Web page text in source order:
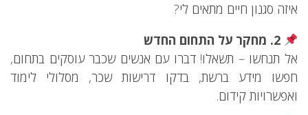
איזה סגנון חיים מתאים לי?
2. מחקר על התחום החדש
אל תנחשו – תשאלו! דברו עם אנשים שכבר עוסקים בתחום,
חפשו מידע ברשת, בדקו דרישות שכר, מסלולי לימוד
ואפשרויות קידום.